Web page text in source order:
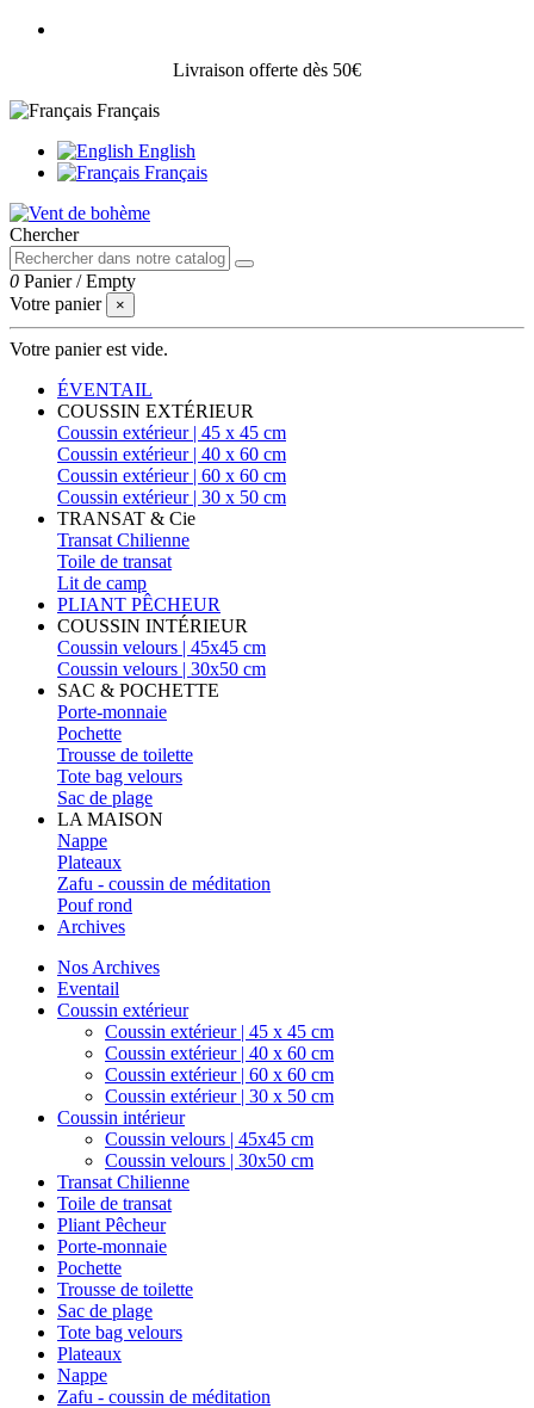
Livraison offerte dès 50€
Français
English
Français
Chercher
0 Panier/Empty
Votre panier
×
Votre panier est vide.
ÉVENTAIL
COUSSIN EXTÉRIEUR
Coussin extérieur | 45 x 45 cm
Coussin extérieur | 40 x 60 cm
Coussin extérieur | 60 x 60 cm
Coussin extérieur | 30 x 50 cm
TRANSAT & Cie
Transat Chilienne
Toile de transat
Lit de camp
PLIANT PÊCHEUR
COUSSIN INTÉRIEUR
Coussin velours | 45x45 cm
Coussin velours | 30x50 cm
SAC & POCHETTE
Porte-monnaie
Pochette
Trousse de toilette
Tote bag velours
Sac de plage
LA MAISON
Nappe
Plateaux
Zafu - coussin de méditation
Pouf rond
Archives
Nos Archives
Eventail
Coussin extérieur
Coussin extérieur | 45 x 45 cm
Coussin extérieur | 40 x 60 cm
Coussin extérieur | 60 x 60 cm
Coussin extérieur | 30 x 50 cm
Coussin intérieur
Coussin velours | 45x45 cm
Coussin velours | 30x50 cm
Transat Chilienne
Toile de transat
Pliant Pêcheur
Porte-monnaie
Pochette
Trousse de toilette
Sac de plage
Tote bag velours
Plateaux
Nappe
Zafu - coussin de méditation